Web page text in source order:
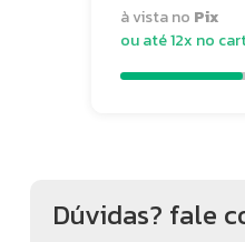
à vista no Pix
ou até 12x no
Dúvidas? fale